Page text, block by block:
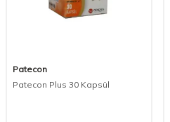
Patecon
Patecon Plus 30 Kapsül